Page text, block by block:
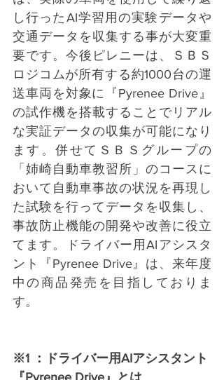
し行ったAI学習用の実験データや
交通データを収集する事が大変重
要です。今後ピレニーは、ＳＢＳ
ロジコムが所有する約1000台の運
送車両を対象に『Pyrenee Drive』
の試作機を搭載することでリアル
な実証データの収集が可能になり
ます。併せてＳＢＳグループの
「姉崎自動車教習所」のコースに
おいて自動車事故の状況を再現し
た試験を行ってデータを収集し、
事故防止機能の開発や改善に役立
てます。ドライバー用AIアシスタ
ント『Pyrenee Drive』は、来年度
中の商品発売を目指しておりま
す。
※1 ：ドライバー用AIアシスタント
『Pyrenee Drive』とは